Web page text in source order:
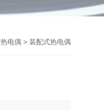
热电偶> 装配式热电偶